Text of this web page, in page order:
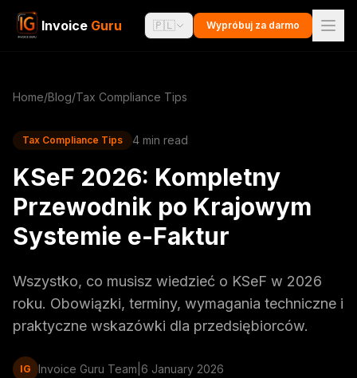
Invoice Guru 🇵🇱 Wypróbuj za darmo
Home/Blog/Tax Compliance Tips
Tax Compliance Tips 4 min read
KSeF 2026: Kompletny
Przewodnik po Krajowym
Systemie e-Faktur
Wszystko, co musisz wiedzieć o KSeF w 2026
roku. Obowiązki, terminy, wymagania techniczne i
praktyczne wskazówki dla przedsiębiorców.
IG Invoice Guru Team 6 January 2026